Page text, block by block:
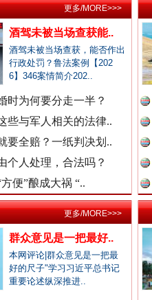
警详解投资理财陷阱
调度“流量密码”
酒驾未被当场查获能..
酒驾未被当场查获，能否作出
行政处罚？鲁法案例【202
6】346案情简介202..
时为何要分走一半？
些与军人相关的法律..
要全赔？一纸判决划..
个人处理，合法吗？
便”酿成大祸 “..
更多/MORE>>>
群众意见是一把最好..
本网评论|群众意见是一把最
好的尺子"学习习近平总书记
重要论述纵深推进..
更多/MORE>>>